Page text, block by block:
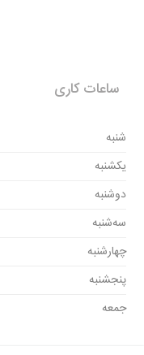
ساعات کاری
شنبه
یکشنبه
دوشنبه
سه‌شنبه
چهارشنبه
پنجشنبه
جمعه